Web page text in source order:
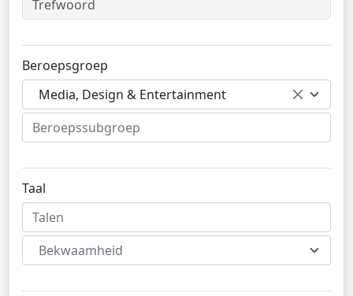
Beroepsgroep
Media, Design & Entertainment
Taal
Bekwaamheid